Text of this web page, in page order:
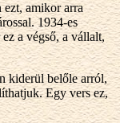
ezt, amikor arra
1934-es
a végső, a vállalt,
kiderül belőle arról,
Egy vers ez,